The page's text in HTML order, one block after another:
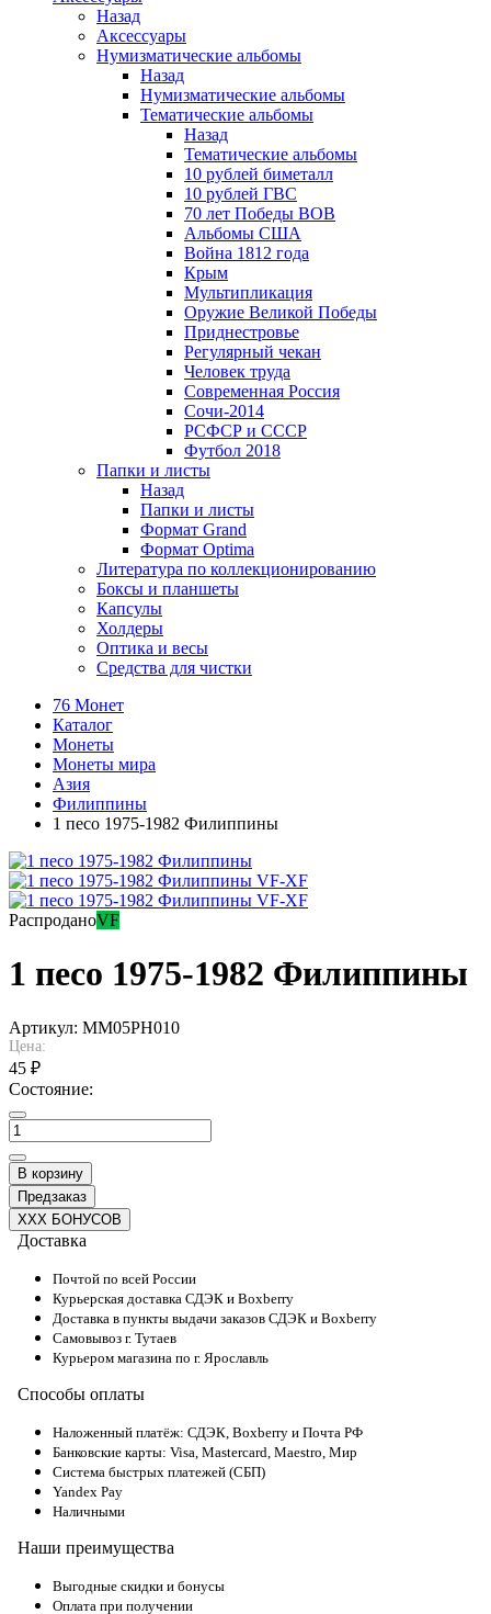
Назад
Аксессуары
Нумизматические альбомы
Назад
Нумизматические альбомы
Тематические альбомы
Назад
Тематические альбомы
10 рублей биметалл
10 рублей ГВС
70 лет Победы ВОВ
Альбомы США
Война 1812 года
Крым
Мультипликация
Оружие Великой Победы
Приднестровье
Регулярный чекан
Человек труда
Современная Россия
Сочи-2014
РСФСР и СССР
Футбол 2018
Папки и листы
Назад
Папки и листы
Формат Grand
Формат Optima
Литература по коллекционированию
Боксы и планшеты
Капсулы
Холдеры
Оптика и весы
Средства для чистки
76 Монет
Каталог
Монеты
Монеты мира
Азия
Филиппины
1 песо 1975-1982 Филиппины
РаспроданоVF
1 песо 1975-1982 Филиппины
Артикул: MM05PH010
Цена:
45 ₽
Состояние:
В корзину
Предзаказ
XXX БОНУСОВ
Доставка
Почтой по всей России
Курьерская доставка СДЭК и Boxberry
Доставка в пункты выдачи заказов СДЭК и Boxberry
Самовывоз г. Тутаев
Курьером магазина по г. Ярославль
Способы оплаты
Наложенный платёж: СДЭК, Boxberry и Почта РФ
Банковские карты: Visa, Mastercard, Maestro, Мир
Система быстрых платежей (СБП)
Yandex Pay
Наличными
Наши преимущества
Выгодные скидки и бонусы
Оплата при получении